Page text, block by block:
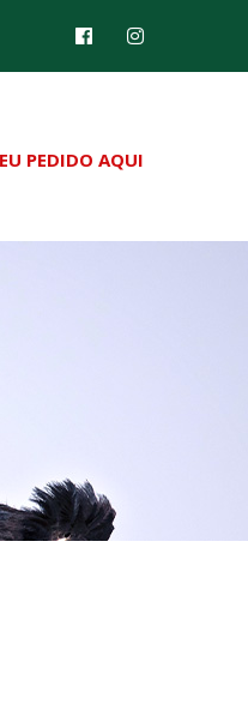
PEDIDO AQUI